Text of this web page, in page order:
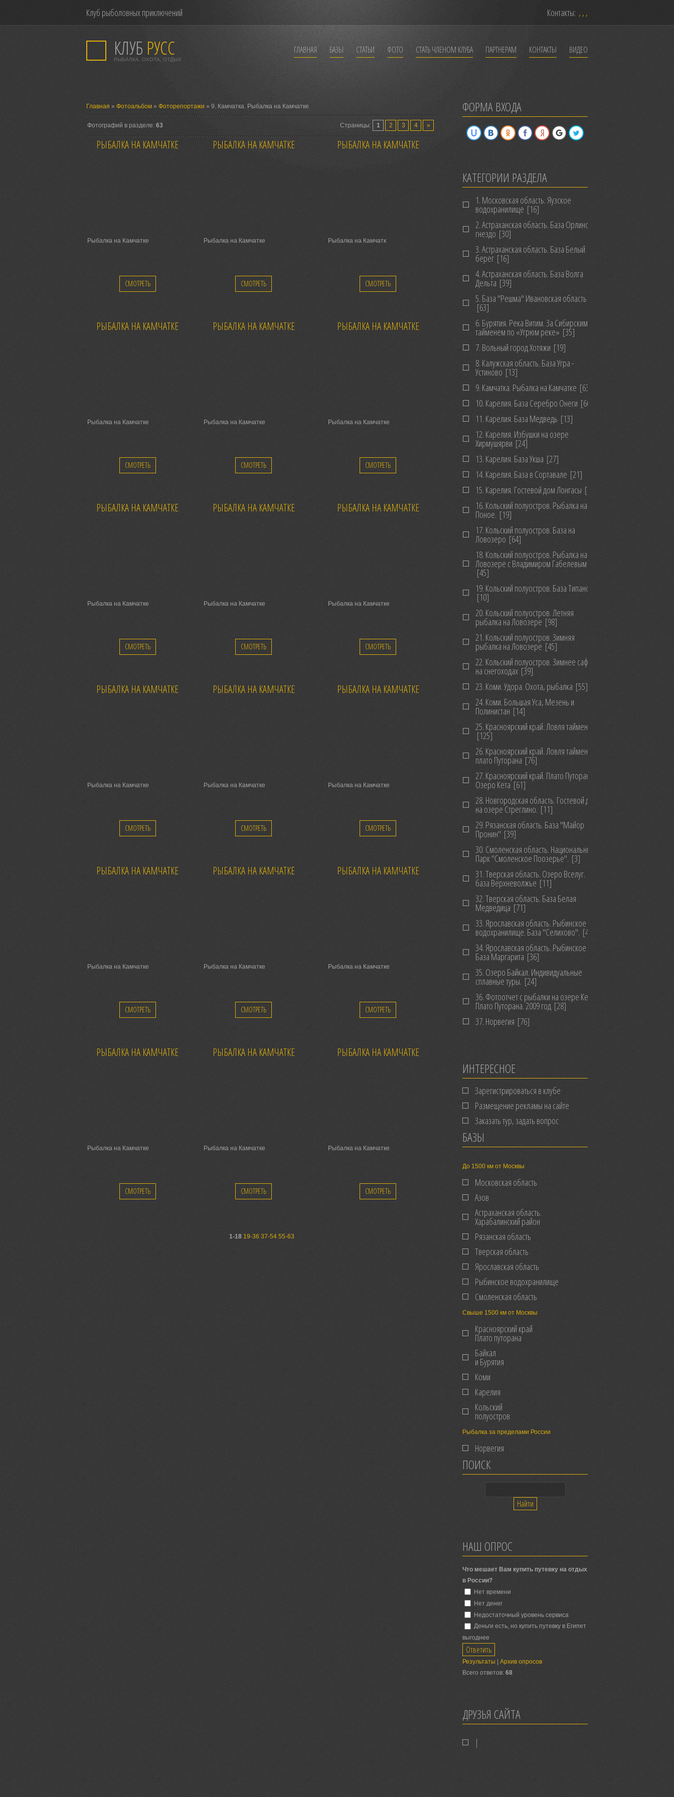
Клуб рыболовных приключений Контакты: , , ,
КЛУБ РУСС
РЫБАЛКА, ОХОТА, ОТДЫХ
ГЛАВНАЯ БАЗЫ СТАТЬИ ФОТО СТАТЬ ЧЛЕНОМ КЛУБА ПАРТНЕРАМ КОНТАКТЫ ВИДЕО
Главная » Фотоальбом » Фоторепортажи » 9. Камчатка. Рыбалка на Камчатке
Фотографий в разделе: 63 Страницы: 1 2 3 4 »
РЫБАЛКА НА КАМЧАТКЕ
Рыбалка на Камчатке
СМОТРЕТЬ
РЫБАЛКА НА КАМЧАТКЕ
Рыбалка на Камчатке
СМОТРЕТЬ
РЫБАЛКА НА КАМЧАТКЕ
Рыбалка на Камчатк
СМОТРЕТЬ
РЫБАЛКА НА КАМЧАТКЕ
Рыбалка на Камчатке
СМОТРЕТЬ
РЫБАЛКА НА КАМЧАТКЕ
Рыбалка на Камчатке
СМОТРЕТЬ
РЫБАЛКА НА КАМЧАТКЕ
Рыбалка на Камчатке
СМОТРЕТЬ
РЫБАЛКА НА КАМЧАТКЕ
Рыбалка на Камчатке
СМОТРЕТЬ
РЫБАЛКА НА КАМЧАТКЕ
Рыбалка на Камчатке
СМОТРЕТЬ
РЫБАЛКА НА КАМЧАТКЕ
Рыбалка на Камчатке
СМОТРЕТЬ
РЫБАЛКА НА КАМЧАТКЕ
Рыбалка на Камчатке
СМОТРЕТЬ
РЫБАЛКА НА КАМЧАТКЕ
Рыбалка на Камчатке
СМОТРЕТЬ
РЫБАЛКА НА КАМЧАТКЕ
Рыбалка на Камчатке
СМОТРЕТЬ
РЫБАЛКА НА КАМЧАТКЕ
Рыбалка на Камчатке
СМОТРЕТЬ
РЫБАЛКА НА КАМЧАТКЕ
Рыбалка на Камчатке
СМОТРЕТЬ
РЫБАЛКА НА КАМЧАТКЕ
Рыбалка на Камчатке
СМОТРЕТЬ
РЫБАЛКА НА КАМЧАТКЕ
Рыбалка на Камчатке
СМОТРЕТЬ
РЫБАЛКА НА КАМЧАТКЕ
Рыбалка на Камчатке
СМОТРЕТЬ
РЫБАЛКА НА КАМЧАТКЕ
Рыбалка на Камчатке
СМОТРЕТЬ
1-18 19-36 37-54 55-63
ФОРМА ВХОДА
КАТЕГОРИИ РАЗДЕЛА
1. Московская область. Яузское
водохранилище [16]
2. Астраханская область. База Орлиное
гнездо [30]
3. Астраханская область. База Белый
берег [16]
4. Астраханская область. База Волга
Дельта [39]
5. База "Решма" Ивановская область
[63]
6. Бурятия. Река Витим. За Сибирским
тайменем по «Угрюм реке» [35]
7. Вольный город Хотяжи [19]
8. Калужская область. База Угра -
Устиново [13]
9. Камчатка. Рыбалка на Камчатке [63]
10. Карелия. База Серебро Онеги [60]
11. Карелия. База Медведь [13]
12. Карелия. Избушки на озере
Хирмушярви [24]
13. Карелия. База Укша [27]
14. Карелия. База в Сортавале [21]
15. Карелия. Гостевой дом Лонгасы [10]
16. Кольский полуостров. Рыбалка на
Поное. [19]
17. Кольский полуостров. База на
Ловозеро [64]
18. Кольский полуостров. Рыбалка на
Ловозере с Владимиром Габелевым
[45]
19. Кольский полуостров. База Типановка
[10]
20. Кольский полуостров. Летняя
рыбалка на Ловозере [98]
21. Кольский полуостров. Зимняя
рыбалка на Ловозере [45]
22. Кольский полуостров. Зимнее сафари
на снегоходах [39]
23. Коми. Удора. Охота, рыбалка [55]
24. Коми. Большая Уса, Мезень и
Полинистан [14]
25. Красноярский край. Ловля тайменя
[125]
26. Красноярский край. Ловля тайменя на
плато Путорана [76]
27. Красноярский край. Плато Путорана.
Озеро Кета [61]
28. Новгородская область. Гостевой дом
на озере Стреглино. [11]
29. Рязанская область. База "Майор
Пронин" [39]
30. Смоленская область. Национальный
Парк "Смоленское Поозерье". [3]
31. Тверская область. Озеро Вселуг.
база Верхневолжье [11]
32. Тверская область. База Белая
Медведица [71]
33. Ярославская область. Рыбинское
водохранилище. База "Селихово". [46]
34. Ярославская область. Рыбинское в/х.
База Маргарита [36]
35. Озеро Байкал. Индивидуальные
сплавные туры. [24]
36. Фотоотчет с рыбалки на озере Кета,
Плато Путорана. 2009 год [28]
37. Норвегия [76]
ИНТЕРЕСНОЕ
Зарегистрироваться в клубе
Размещение рекламы на сайте
Заказать тур, задать вопрос
БАЗЫ
До 1500 км от Москвы
Московская область
Азов
Астраханская область.
Харабалинский район
Рязанская область
Тверская область
Ярославская область
Рыбинское водохранилище
Смоленская область
Свыше 1500 км от Москвы
Красноярский край
Плато путорана
Байкал
и Бурятия
Коми
Карелия
Кольский
полуостров
Рыбалка за пределами России
Норвегия
ПОИСК
НАШ ОПРОС
Что мешает Вам купить путевку на отдых
в России?
Нет времени
Нет денег
Недостаточный уровень сервиса
Деньги есть, но купить путевку в Египет
выгоднее
Результаты
Архив опросов
Всего ответов: 68
ДРУЗЬЯ САЙТА
|